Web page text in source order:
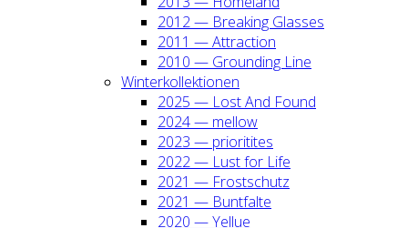
2012 — Brea­king Glas­ses
2011 — Attrac­tion
2010 — Groun­ding Line
Win­ter­kol­lek­tio­nen
2025 — Lost And Found
2024 — mel­low
2023 — prio­ri­ti­tes
2022 — Lust for Life
2021 — Frost­schutz
2021 — Bunt­fal­te
2020 — Yel­lue